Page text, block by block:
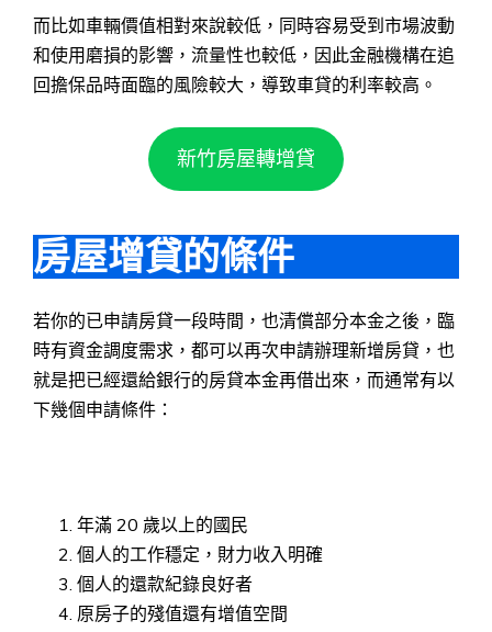
而比如車輛價值相對來說較低，同時容易受到市場波動
和使用磨損的影響，流量性也較低，因此金融機構在追
回擔保品時面臨的風險較大，導致車貸的利率較高。
新竹房屋轉增貸
房屋增貸的條件
若你的已申請房貸一段時間，也清償部分本金之後，臨
時有資金調度需求，都可以再次申請辦理新增房貸，也
就是把已經還給銀行的房貸本金再借出來，而通常有以
下幾個申請條件：
年滿 20 歲以上的國民
個人的工作穩定，財力收入明確
個人的還款紀錄良好者
原房子的殘值還有增值空間